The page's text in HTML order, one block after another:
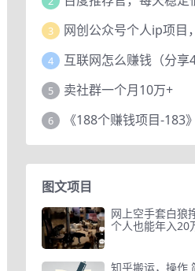
3
4
5 卖社群一个月10万+
6
图文项目
网上空手套白狼
个人也能年入20
知乎搬运，操作